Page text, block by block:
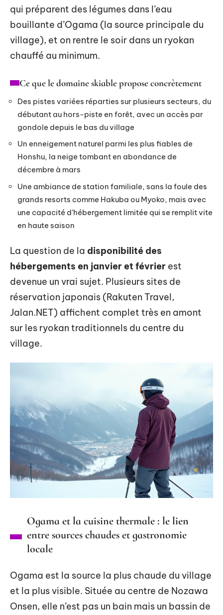
qui préparent des légumes dans l’eau
bouillante d’Ogama (la source principale du
village), et on rentre le soir dans un ryokan
chauffé au minimum.
Ce que le domaine skiable propose concrètement
Des pistes variées réparties sur plusieurs secteurs, du
débutant au hors-piste en forêt, avec un accès par
gondole depuis le bas du village
Un enneigement naturel parmi les plus fiables de
Honshu, la neige tombant en abondance de
décembre à mars
Une ambiance de station familiale, sans la foule des
grands resorts comme Hakuba ou Myoko, mais avec
une capacité d’hébergement limitée qui se remplit vite
en haute saison
La question de la disponibilité des
hébergements en janvier et février est
devenue un vrai sujet. Plusieurs sites de
réservation japonais (Rakuten Travel,
Jalan.NET) affichent complet très en amont
sur les ryokan traditionnels du centre du
village.
Ogama et la cuisine thermale : le lien
entre sources chaudes et gastronomie
locale
Ogama est la source la plus chaude du village
et la plus visible. Située au centre de Nozawa
Onsen, elle n’est pas un bain mais un bassin de